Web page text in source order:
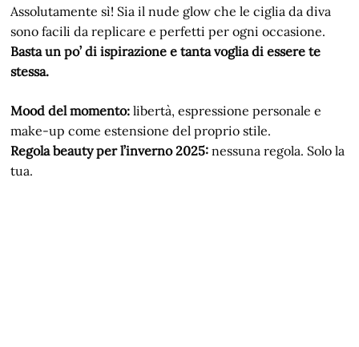
Assolutamente sì! Sia il nude glow che le ciglia da diva
sono facili da replicare e perfetti per ogni occasione.
Basta un po’ di ispirazione e tanta voglia di essere te
stessa.
Mood del momento: libertà, espressione personale e
make-up come estensione del proprio stile.
Regola beauty per l’inverno 2025: nessuna regola. Solo la
tua.